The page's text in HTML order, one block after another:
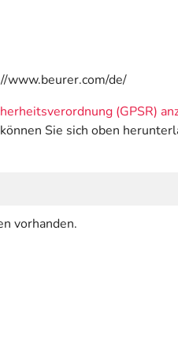
www.beurer.com/de/
(GPSR)
können Sie sich oben
vorhanden.